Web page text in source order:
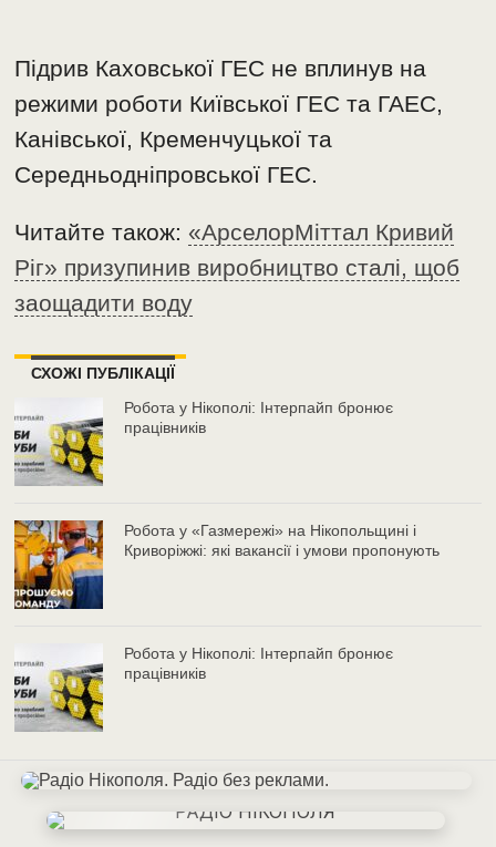
Підрив Каховської ГЕС не вплинув на
режими роботи Київської ГЕС та ГАЕС,
Канівської, Кременчуцької та
Середньодніпровської ГЕС.
Читайте також:«АрселорМіттал Кривий
Ріг» призупинив виробництво сталі, щоб
заощадити воду
СХОЖІ ПУБЛІКАЦІЇ
Робота у Нікополі: Інтерпайп бронює
працівників
Робота у «Газмережі» на Нікопольщині і
Криворіжжі: які вакансії і умови пропонують
Робота у Нікополі: Інтерпайп бронює
працівників